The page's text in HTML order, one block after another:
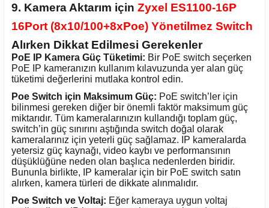
9. Kamera Aktarım için Zyxel ES1100-16P
16Port (8x10/100+8xPoe) Yönetilmez Switch
Alırken Dikkat Edilmesi Gerekenler
PoE IP Kamera Güç Tüketimi: Bir PoE switch seçerken
PoE IP kameranızın kullanım kılavuzunda yer alan güç
tüketimi değerlerini mutlaka kontrol edin.
Poe Switch için Maksimum Güç: PoE switch’ler için
bilinmesi gereken diğer bir önemli faktör maksimum güç
miktarıdır. Tüm kameralarınızın kullandığı toplam güç,
switch’in güç sınırını aştığında switch doğal olarak
kameralarınız için yeterli güç sağlamaz. IP kameralarda
yetersiz güç kaynağı, video kaybı ve performansının
düşüklüğüne neden olan başlıca nedenlerden biridir.
Bununla birlikte, IP kameralar için bir PoE switch satın
alırken, kamera türleri de dikkate alınmalıdır.
Poe Switch ve Voltaj: Eğer kameraya uygun voltaj